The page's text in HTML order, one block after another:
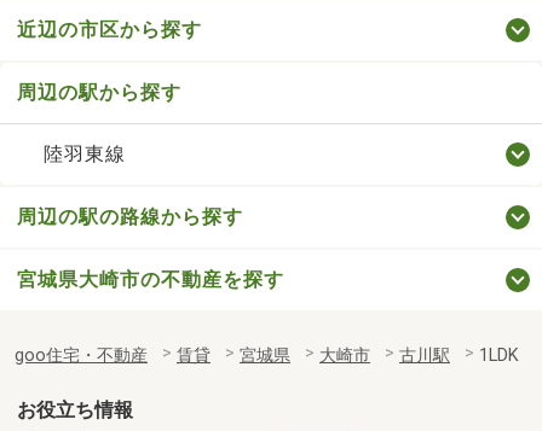
近辺の市区から探す
周辺の駅から探す
陸羽東線
周辺の駅の路線から探す
宮城県大崎市の不動産を探す
goo住宅・不動産 賃貸 宮城県 大崎市 古川駅 1LDK
お役立ち情報